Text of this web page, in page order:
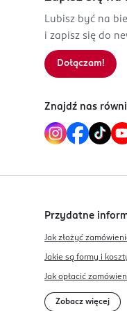
30938
Burgwedel
Kod EAN
4 068134
Lubisz być na
i zapisz się do
Dołączam!
Znajdź nas
Przydatne
Jak złożyć
Jakie są formy i
Jak opłacić
Zobacz więcej